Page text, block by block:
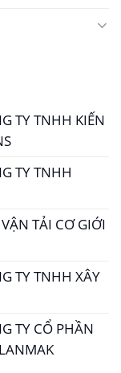
TY TNHH KIẾN
TY TNHH
TẢI CƠ GIỚI
TY TNHH XÂY
TY CỔ PHẦN